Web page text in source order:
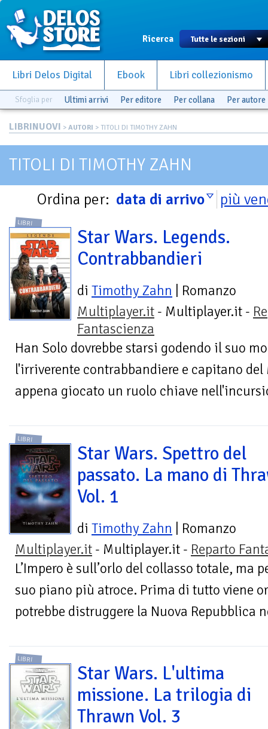
Ricerca
Libri Delos Digital Ebook Libri collezionismo
Sfoglia per Ultimi arrivi Per editore Per collana Per autore
LIBRINUOVI > AUTORI > TITOLI DI TIMOTHY ZAHN
TITOLI DI TIMOTHY ZAHN
Ordina per: data di arrivo più
LIBRI
Star Wars. Legends.
Contrabbandieri
di Timothy Zahn | Romanzo
Multiplayer.it - Multiplayer.it -
Fantascienza
Han Solo dovrebbe starsi godendo il suo
l'irriverente contrabbandiere e capitano
appena giocato un ruolo chiave
LIBRI
Star Wars. Spettro del
passato. La mano di
Vol. 1
di Timothy Zahn | Romanzo
Multiplayer.it - Multiplayer.it - Reparto
L’Impero è sull’orlo del collasso totale, ma
suo piano più atroce. Prima di tutto viene
potrebbe distruggere la Nuova Repubblica
LIBRI
Star Wars. L'ultima
missione. La trilogia di
Thrawn Vol. 3